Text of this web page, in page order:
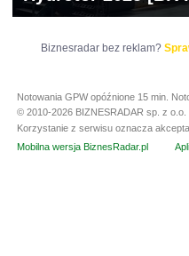
Biznesradar bez reklam?
Notowania GPW opóźnione 15 min.
© 2010-2026 BIZNESRADAR sp. z
Korzystanie z serwisu oznacza
Mobilna wersja BiznesRadar.pl